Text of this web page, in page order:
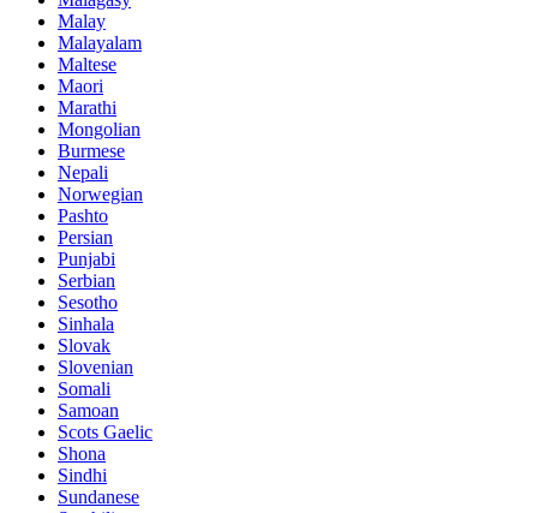
Malay
Malayalam
Maltese
Maori
Marathi
Mongolian
Burmese
Nepali
Norwegian
Pashto
Persian
Punjabi
Serbian
Sesotho
Sinhala
Slovak
Slovenian
Somali
Samoan
Scots Gaelic
Shona
Sindhi
Sundanese